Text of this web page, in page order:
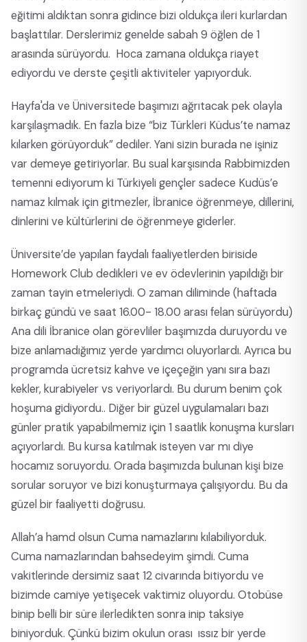
eğitimi aldıktan sonra gidince bizi oldukça ileri kurlardan
başlattılar. Derslerimiz genelde sabah 9 öğlen de 1
arasında sürüyordu. Hoca zamana oldukça riayet
ediyordu ve derste çeşitli aktiviteler yapıyorduk.
Hayfa'da ve Üniversitede başımızı ağrıtacak pek olayla
karşılaşmadık. En fazla bize “biz Türkleri Küdus’te namaz
kılarken görüyorduk” dediler. Yani sizin burada ne işiniz
var demeye getiriyorlar. Bu sual karşısında Rabbimizden
temenni ediyorum ki Türkiyeli gençler sadece Kudüs’e
namaz kılmak için gitmezler, İbranice öğrenmeye, dillerini,
dinlerini ve kültürlerini de öğrenmeye giderler.
Üniversite’de yapılan faydalı faaliyetlerden biriside
Homework Club dedikleri ve ev ödevlerinin yapıldığı bir
zaman tayin etmeleriydi. O zaman diliminde (haftada
birkaç gündü ve saat 16.00- 18.00 arası felan sürüyordu)
Ana dili İbranice olan görevliler başımızda duruyordu ve
bize anlamadığımız yerde yardımcı oluyorlardı. Ayrıca bu
programda ücretsiz kahve ve içeçeğin yanı sıra bazı
kekler, kurabiyeler vs veriyorlardı. Bu durum benim çok
hoşuma gidiyordu.. Diğer bir güzel uygulamaları bazı
günler pratik yapabilmemiz için 1 saatlik konuşma kursları
açıyorlardı. Bu kursa katılmak isteyen var mı diye
hocamız soruyordu. Orada başımızda bulunan kişi bize
sorular soruyor ve bizi konuşturmaya çalışıyordu. Bu da
güzel bir faaliyetti doğrusu.
Allah’a hamd olsun Cuma namazlarını kılabiliyorduk.
Cuma namazlarından bahsedeyim şimdi. Cuma
vakitlerinde dersimiz saat 12 civarında bitiyordu ve
bizimde camiye yetişecek vaktimiz oluyordu. Otobüse
binip belli bir süre ilerledikten sonra inip taksiye
biniyorduk. Çünkü bizim okulun orası ıssız bir yerde